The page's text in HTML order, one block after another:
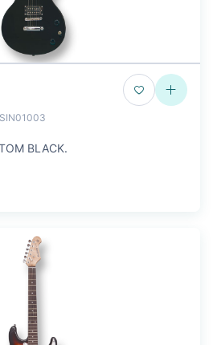
BLACK.